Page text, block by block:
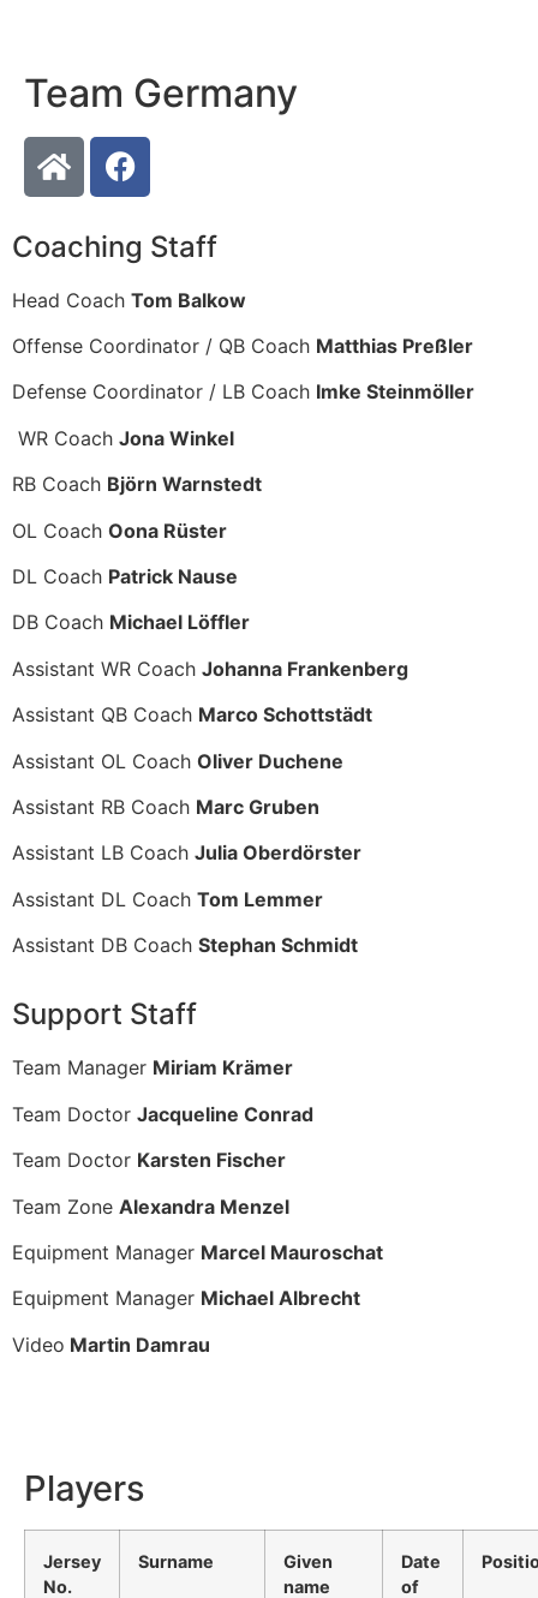
Team Germany
Coaching Staff
Head Coach Tom Balkow
Offense Coordinator / QB Coach Matthias Preßler
Defense Coordinator / LB Coach Imke Steinmöller
WR Coach Jona Winkel
RB Coach Björn Warnstedt
OL Coach Oona Rüster
DL Coach Patrick Nause
DB Coach Michael Löffler
Assistant WR Coach Johanna Frankenberg
Assistant QB Coach Marco Schottstädt
Assistant OL Coach Oliver Duchene
Assistant RB Coach Marc Gruben
Assistant LB Coach Julia Oberdörster
Assistant DL Coach Tom Lemmer
Assistant DB Coach Stephan Schmidt
Support Staff
Team Manager Miriam Krämer
Team Doctor Jacqueline Conrad
Team Doctor Karsten Fischer
Team Zone Alexandra Menzel
Equipment Manager Marcel Mauroschat
Equipment Manager Michael Albrecht
Video Martin Damrau
Players
Jersey
No.
Surname
Given
name
Date
of